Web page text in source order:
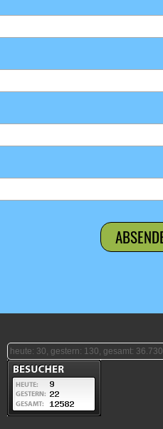
heute: 30, gestern: 130, gesamt: 36.730